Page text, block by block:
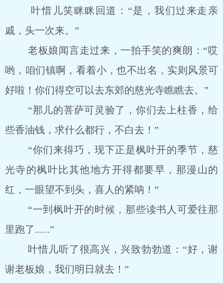
叶惜儿笑眯眯回道：“是，我们过来走亲
戚，头一次来。”
老板娘闻言走过来，一拍手笑的爽朗：“哎
哟，咱们镇啊，看着小，也不出名，实则风景可
好啦！你们得空可以去东郊的慈光寺瞧瞧去。”
“那儿的菩萨可灵验了，你们去上柱香，给
些香油钱，求什么都行，不白去！”
“你们来得巧，现下正是枫叶开的季节，慈
光寺的枫叶比其他地方开得都要早，那漫山的
红，一眼望不到头，喜人的紧呐！”
“一到枫叶开的时候，那些读书人可爱往那
里跑了......”
叶惜儿听了很高兴，兴致勃勃道：“好，谢
谢老板娘，我们明日就去！”